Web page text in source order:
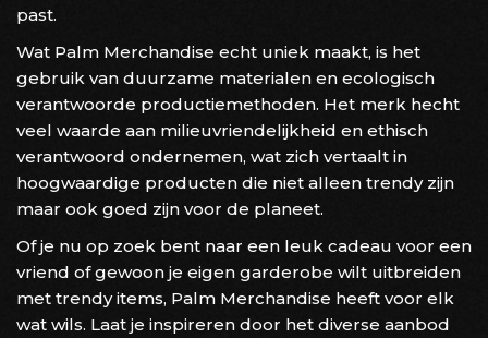
past.
Wat Palm Merchandise echt uniek maakt, is het
gebruik van duurzame materialen en ecologisch
verantwoorde productiemethoden. Het merk hecht
veel waarde aan milieuvriendelijkheid en ethisch
verantwoord ondernemen, wat zich vertaalt in
hoogwaardige producten die niet alleen trendy zijn
maar ook goed zijn voor de planeet.
Of je nu op zoek bent naar een leuk cadeau voor een
vriend of gewoon je eigen garderobe wilt uitbreiden
met trendy items, Palm Merchandise heeft voor elk
wat wils. Laat je inspireren door het diverse aanbod